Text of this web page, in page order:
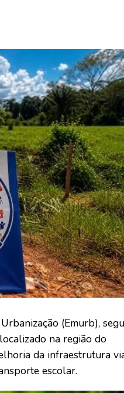
(Emurb),
na região do
da infraestrutura
escolar.